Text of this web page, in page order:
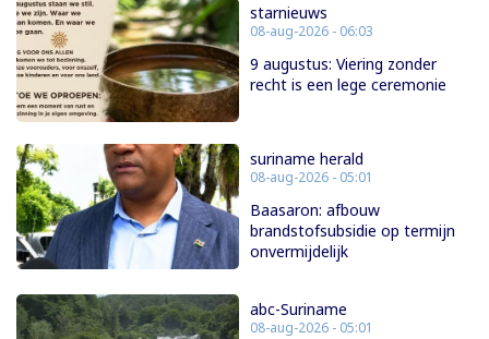
starnieuws
08-aug-2026 - 06:03
9 augustus: Viering zonder
recht is een lege ceremonie
suriname herald
08-aug-2026 - 05:01
Baasaron: afbouw
brandstofsubsidie op termijn
onvermijdelijk
abc-Suriname
08-aug-2026 - 05:01